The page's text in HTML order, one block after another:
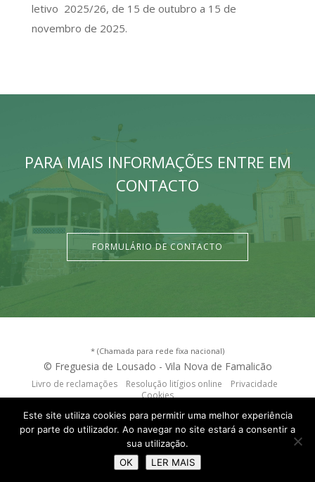
letivo 2025/26, de 15 de outubro a 15 de
novembro de 2025.
PARA MAIS INFORMAÇÕES ENTRE EM
CONTACTO
FORMULÁRIO DE CONTACTO
* (Chamada para rede fixa nacional)
© Freguesia de Lousado - Vila Nova de Famalicão
Livro de reclamações Resolução litígios online
Privacidade
Cookies
Este site utiliza cookies para permitir uma melhor experiência
por parte do utilizador. Ao navegar no site estará a consentir a
sua utilização.
OK
LER MAIS